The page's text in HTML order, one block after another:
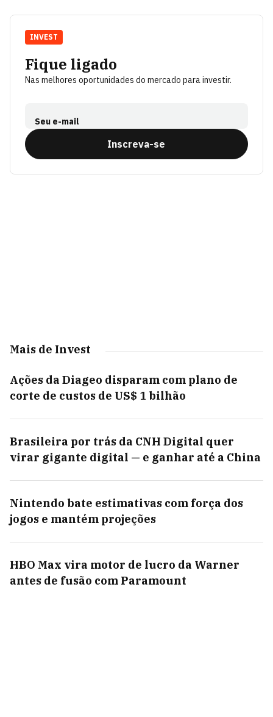
Fique ligado
Nas melhores oportunidades do mercado para investir.
Seu e-mail
Inscreva-se
INVEST
Mais de Invest
Ações da Diageo disparam com plano de
corte de custos de US$ 1 bilhão
Brasileira por trás da CNH Digital quer
virar gigante digital — e ganhar até a China
Nintendo bate estimativas com força dos
jogos e mantém projeções
HBO Max vira motor de lucro da Warner
antes de fusão com Paramount